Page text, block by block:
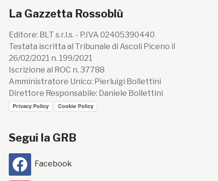
La Gazzetta Rossoblù
Editore: BLT s.r.l.s. - P.IVA 02405390440
Testata iscritta al Tribunale di Ascoli Piceno il
26/02/2021 n. 199/2021
Iscrizione al ROC n. 37788
Amministratore Unico: Pierluigi Bollettini
Direttore Responsabile: Daniele Bollettini
Privacy Policy Cookie Policy
Segui la GRB
Facebook